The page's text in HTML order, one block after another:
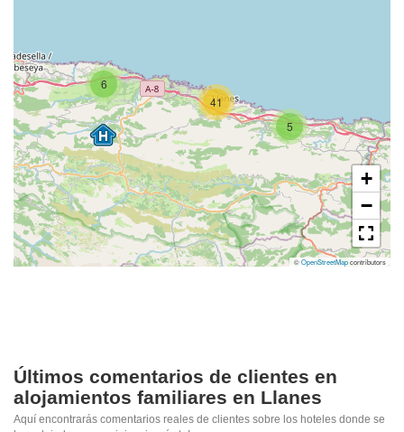
6
5
41
+
−
©OpenStreetMapcontributors
Últimos comentarios de clientes en
alojamientos familiares en Llanes
Aquí encontrarás comentarios reales de clientes sobre los hoteles donde se